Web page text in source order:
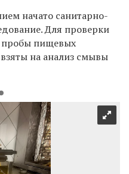
начато санитарно-
Для проверки
пробы пищевых
на анализ смывы